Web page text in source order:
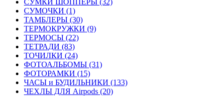
СУМОЧКИ (1)
ТАМБЛЕРЫ (30)
ТЕРМОКРУЖКИ (9)
ТЕРМОСЫ (22)
ТЕТРАДИ (83)
ТОЧИЛКИ (24)
ФОТОАЛЬБОМЫ (31)
ФОТОРАМКИ (15)
ЧАСЫ и БУДИЛЬНИКИ (133)
ЧЕХЛЫ ДЛЯ Airpods (20)